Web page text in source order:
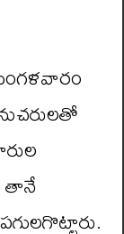
తానే